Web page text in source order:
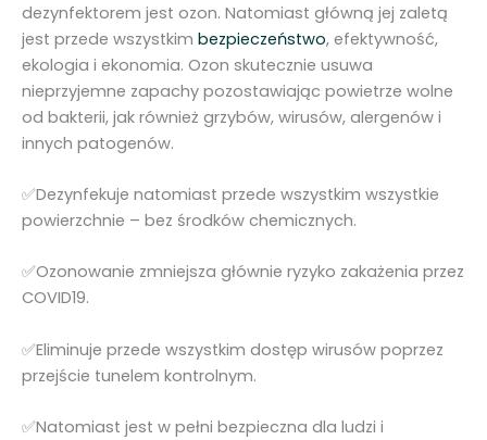
dezynfektorem jest ozon. Natomiast główną jej zaletą
jest przede wszystkim bezpieczeństwo, efektywność,
ekologia i ekonomia. Ozon skutecznie usuwa
nieprzyjemne zapachy pozostawiając powietrze wolne
od bakterii, jak również grzybów, wirusów, alergenów i
innych patogenów.
✅Dezynfekuje natomiast przede wszystkim wszystkie
powierzchnie – bez środków chemicznych.
✅Ozonowanie zmniejsza głównie ryzyko zakażenia przez
COVID19.
✅Eliminuje przede wszystkim dostęp wirusów poprzez
przejście tunelem kontrolnym.
✅Natomiast jest w pełni bezpieczna dla ludzi i